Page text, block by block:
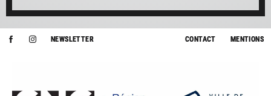
NEWSLETTER CONTACT MENTIONS